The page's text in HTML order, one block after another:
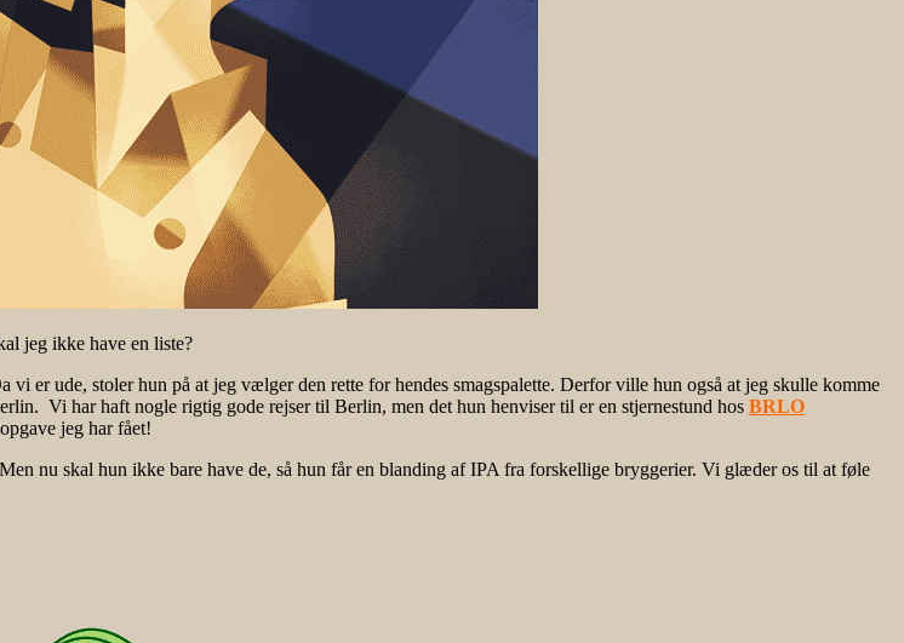
jeg ikke have en liste?
er ude, stoler hun på at jeg vælger den rette for hendes smagspalette. Derfor ville hun også at jeg skulle komme
Vi har haft nogle rigtig gode rejser til Berlin, men det hun henviser til er en stjernestund hos BRLO
jeg har fået!
nu skal hun ikke bare have de, så hun får en blanding af IPA fra forskellige bryggerier. Vi glæder os til at føle